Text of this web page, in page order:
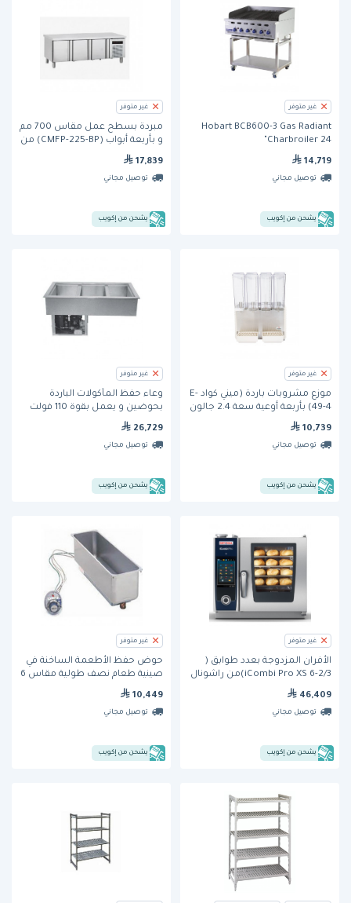
غير متوفر
Hobart BCB600-3 Gas Radiant
Charbroiler 24"
14,719
توصيل مجاني
يشحن من إكويب
غير متوفر
مبردة بسطح عمل مقاس 700 مم
و بأربعة أبواب (CMFP-225-BP) من
17,839
توصيل مجاني
يشحن من إكويب
غير متوفر
موزِّع مشروبات باردة (ميني كواد E-
49-4) بأربعة أوعية سعة 2.4 جالون
من كراثكو
10,739
توصيل مجاني
يشحن من إكويب
غير متوفر
وعاء حفظ المأكولات الباردة
بحوضين و يعمل بقوة 110 فولت
26,729
توصيل مجاني
يشحن من إكويب
غير متوفر
الأفران المزدوجة بعدد طوابق (
iCombi Pro XS 6-2/3)من راشونال
46,409
توصيل مجاني
يشحن من إكويب
غير متوفر
حوض حفظ الأطعمة الساخنة في
صينية طعام نصف طولية مقاس 6
من ويلز
10,449
توصيل مجاني
يشحن من إكويب